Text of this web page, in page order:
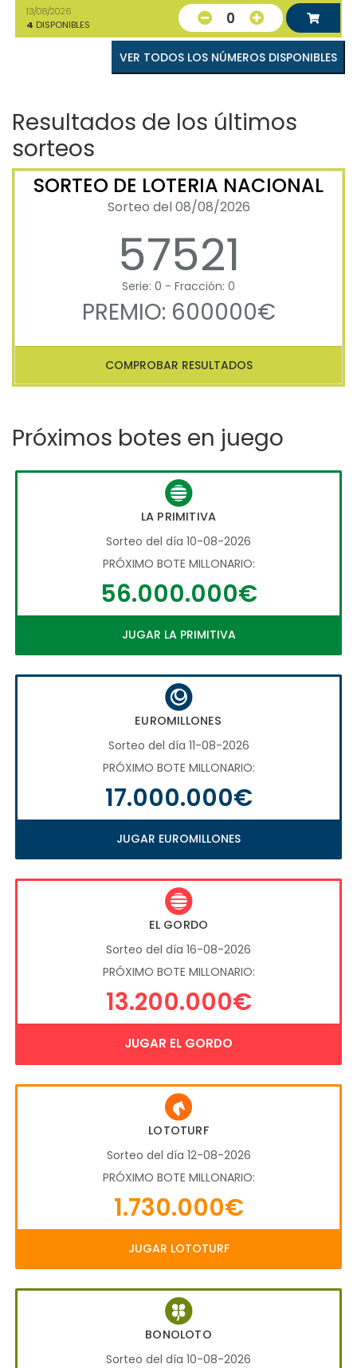
13/08/2026
4 DISPONIBLES 0
VER TODOS LOS NÚMEROS DISPONIBLES
Resultados de los últimos
sorteos
SORTEO DE LOTERIA NACIONAL
Sorteo del 08/08/2026
57521
Serie: 0 - Fracción: 0
PREMIO: 600000€
COMPROBAR RESULTADOS
Próximos botes en juego
LA PRIMITIVA
Sorteo del día 10-08-2026
PRÓXIMO BOTE MILLONARIO:
56.000.000€
JUGAR LA PRIMITIVA
EUROMILLONES
Sorteo del día 11-08-2026
PRÓXIMO BOTE MILLONARIO:
17.000.000€
JUGAR EUROMILLONES
EL GORDO
Sorteo del día 16-08-2026
PRÓXIMO BOTE MILLONARIO:
13.200.000€
JUGAR EL GORDO
LOTOTURF
Sorteo del día 12-08-2026
PRÓXIMO BOTE MILLONARIO:
1.730.000€
JUGAR LOTOTURF
BONOLOTO
Sorteo del día 10-08-2026